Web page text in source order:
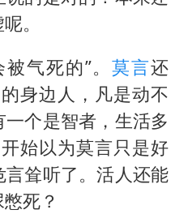
。
被气死的”。莫言还
身边人，凡是动不
个是智者，生活多
始以为莫言只是好
耸听了。活人还能
死？